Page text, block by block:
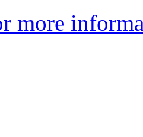
more